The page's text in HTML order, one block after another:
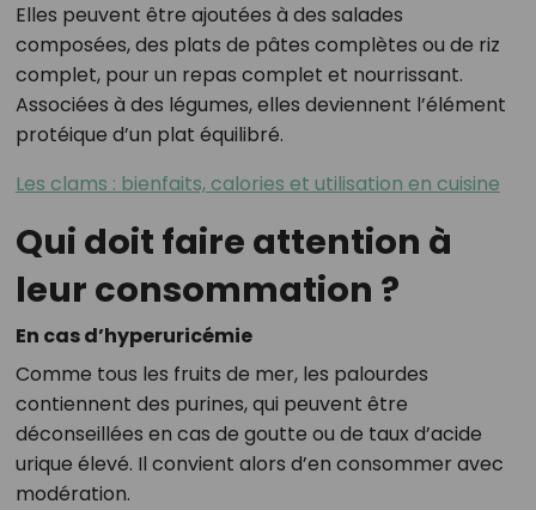
Elles peuvent être ajoutées à des salades
composées, des plats de pâtes complètes ou de riz
complet, pour un repas complet et nourrissant.
Associées à des légumes, elles deviennent l’élément
protéique d’un plat équilibré.
Les clams : bienfaits, calories et utilisation en cuisine
Qui doit faire attention à
leur consommation ?
En cas d’hyperuricémie
Comme tous les fruits de mer, les palourdes
contiennent des purines, qui peuvent être
déconseillées en cas de goutte ou de taux d’acide
urique élevé. Il convient alors d’en consommer avec
modération.